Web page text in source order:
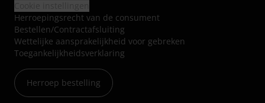
Herroepingsrecht van de consument
Bestellen/Contractafsluiting
Wettelijke aansprakelijkheid voor gebreken
Toegankelijkheidsverklaring
Herroep bestelling